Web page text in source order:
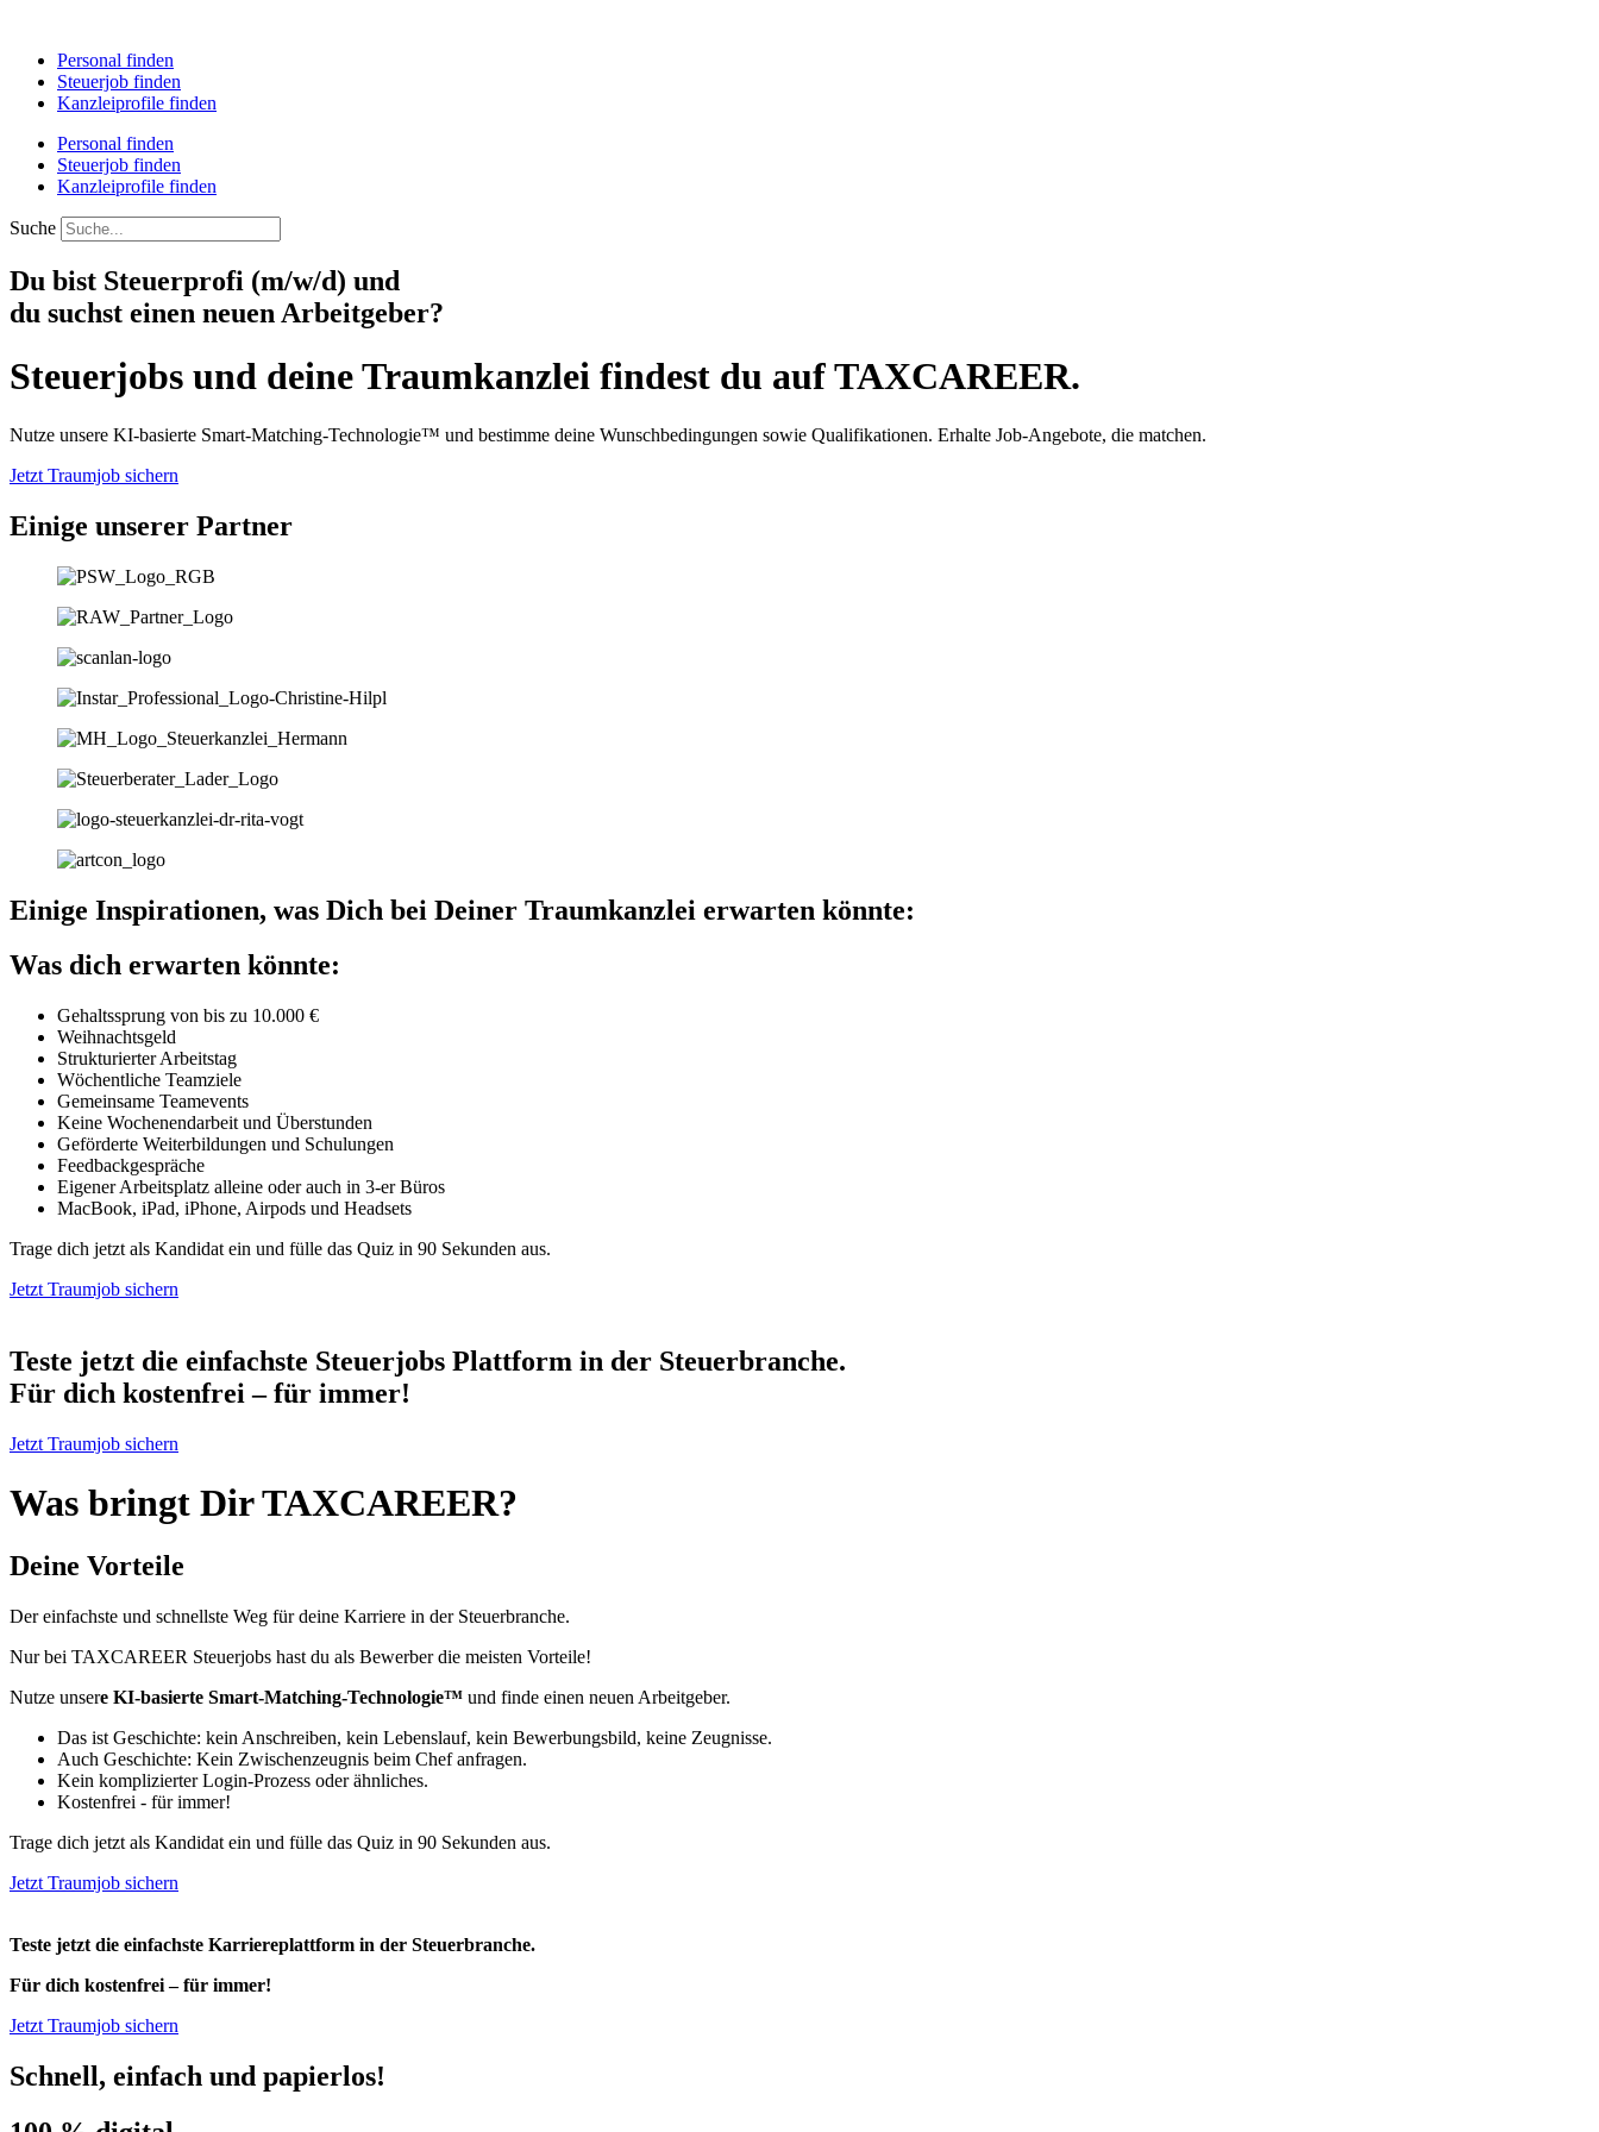
Personal finden
Steuerjob finden
Kanzleiprofile finden
Personal finden
Steuerjob finden
Kanzleiprofile finden
Suche
Du bist Steuerprofi (m/w/d) und
du suchst einen neuen Arbeitgeber?
Steuerjobs und deine Traumkanzlei findest du auf TAXCAREER.
Nutze unsere KI-basierte Smart-Matching-Technologie™ und bestimme deine Wunschbedingungen sowie Qualifikationen. Erhalte Job-Angebote, die matchen.
Jetzt Traumjob sichern
Einige unserer Partner
Einige Inspirationen, was Dich bei Deiner Traumkanzlei erwarten könnte:
Was dich erwarten könnte:
Gehaltssprung von bis zu 10.000 €
Weihnachtsgeld
Strukturierter Arbeitstag
Wöchentliche Teamziele
Gemeinsame Teamevents
Keine Wochenendarbeit und Überstunden
Geförderte Weiterbildungen und Schulungen
Feedbackgespräche
Eigener Arbeitsplatz alleine oder auch in 3-er Büros
MacBook, iPad, iPhone, Airpods und Headsets
Trage dich jetzt als Kandidat ein und fülle das Quiz in 90 Sekunden aus.
Jetzt Traumjob sichern
Teste jetzt die einfachste Steuerjobs Plattform in der Steuerbranche.
Für dich kostenfrei – für immer!
Jetzt Traumjob sichern
Was bringt Dir TAXCAREER?
Deine Vorteile
Der einfachste und schnellste Weg für deine Karriere in der Steuerbranche.
Nur bei TAXCAREER Steuerjobs hast du als Bewerber die meisten Vorteile!
Nutze unsere KI-basierte Smart-Matching-Technologie™ und finde einen neuen Arbeitgeber.
Das ist Geschichte: kein Anschreiben, kein Lebenslauf, kein Bewerbungsbild, keine Zeugnisse.
Auch Geschichte: Kein Zwischenzeugnis beim Chef anfragen.
Kein komplizierter Login-Prozess oder ähnliches.
Kostenfrei - für immer!
Trage dich jetzt als Kandidat ein und fülle das Quiz in 90 Sekunden aus.
Jetzt Traumjob sichern
Teste jetzt die einfachste Karriereplattform in der Steuerbranche.
Für dich kostenfrei – für immer!
Jetzt Traumjob sichern
Schnell, einfach und papierlos!